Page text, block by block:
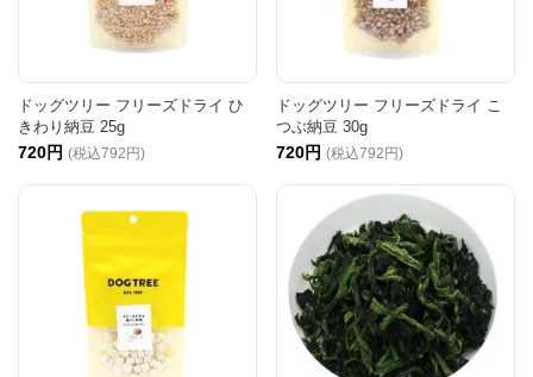
ドッグツリー フリーズドライ ひ
きわり納豆 25g
720円 (税込792円)
ドッグツリー フリーズドライ こ
つぶ納豆 30g
720円 (税込792円)